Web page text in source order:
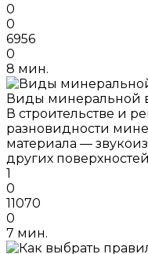
0
0
6956
0
8 мин.
Виды минеральной
В строительстве и
разновидности
материала —
других
1
0
11070
0
7 мин.